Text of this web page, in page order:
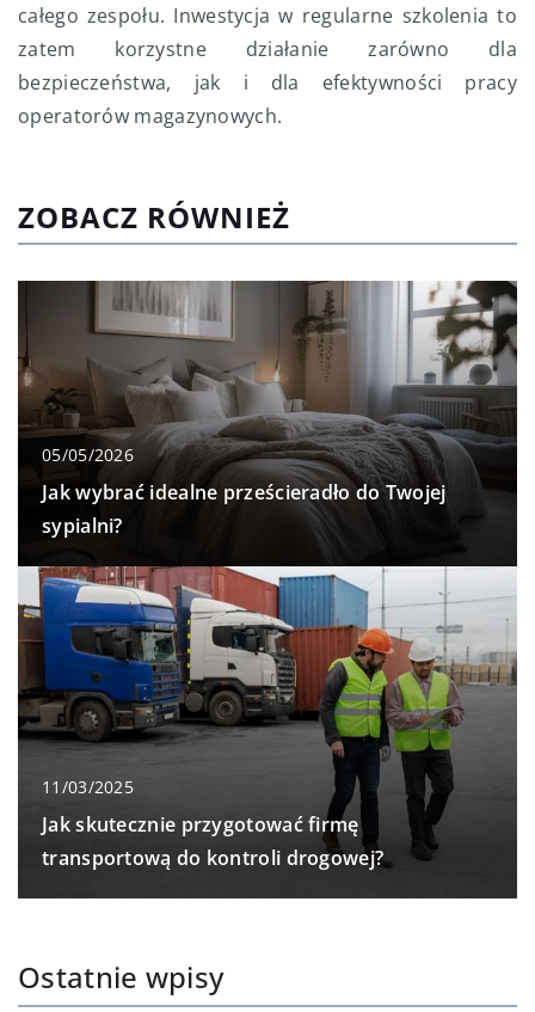
całego zespołu. Inwestycja w regularne szkolenia to
zatem korzystne działanie zarówno dla
bezpieczeństwa, jak i dla efektywności pracy
operatorów magazynowych.
ZOBACZ RÓWNIEŻ
05/05/2026
Jak wybrać idealne prześcieradło do Twojej
sypialni?
11/03/2025
Jak skutecznie przygotować firmę
transportową do kontroli drogowej?
Ostatnie wpisy